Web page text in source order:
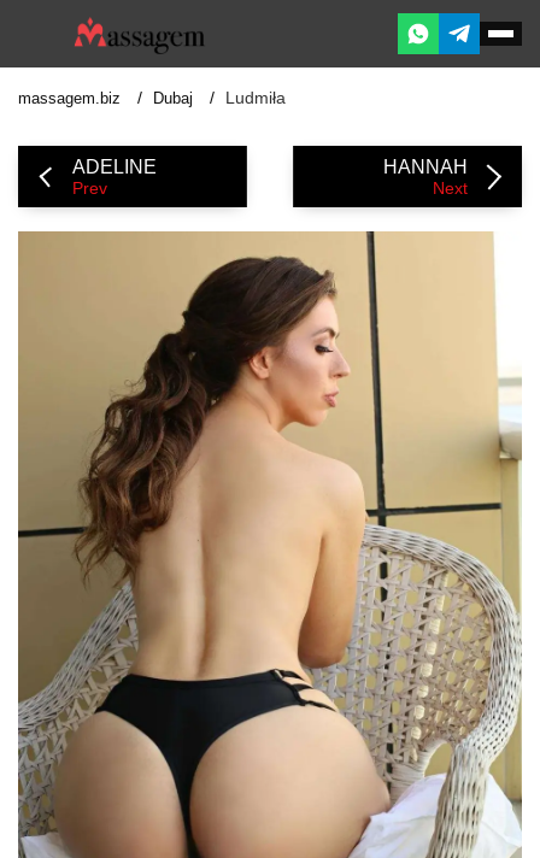
massagem.biz Dubaj Ludmiła
ADELINE
Prev
HANNAH
Next